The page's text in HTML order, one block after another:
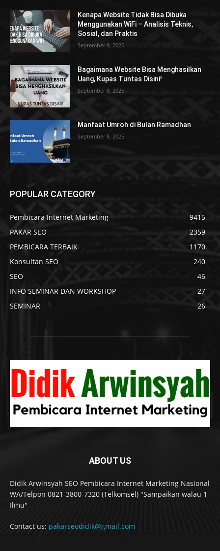
Kenapa Website Tidak Bisa Dibuka
Menggunakan WiFi – Analisis Teknis,
Sosial, dan Praktis
September 9, 2025
Bagaimana Website Bisa Menghasilkan
Uang, Kupas Tuntas Disini!
September 8, 2025
Manfaat Umroh di Bulan Ramadhan
September 8, 2025
POPULAR CATEGORY
Pembicara Internet Marketing
9415
PAKAR SEO
2359
PEMBICARA TERBAIK
1170
Konsultan SEO
240
SEO
46
INFO SEMINAR DAN WORKSHOP
27
SEMINAR
26
ABOUT US
Didik Arwinsyah SEO Pembicara Internet Marketing Nasional
WA/Telpon 0821-3800-7320 (Telkomsel) "Sampaikan walau 1
Ilmu"
Contact us: pakarseodidik@gmail.com